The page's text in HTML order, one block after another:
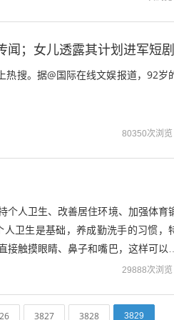
闻；女儿透露其计划进军短剧
热搜。据@国际在线文娱报道，92岁
80350次浏览
个人卫生、改善居住环境、加强体育
卫生是基础，养成勤洗手的习惯，
接触摸眼睛、鼻子和嘴巴，这样可以
29888次浏览
3827 3828 3829